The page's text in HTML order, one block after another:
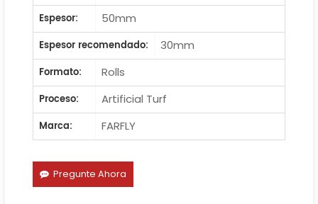
Espesor:
50mm
Espesor recomendado:
30mm
Formato:
Rolls
Proceso:
Artificial Turf
Marca:
FARFLY
Pregunte Ahora